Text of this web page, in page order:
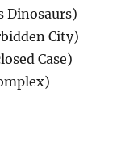
Dinosaurs)
City)
Case)